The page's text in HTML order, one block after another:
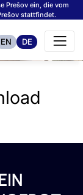
Prešov ein, die vom
stattfindet.
EN DE